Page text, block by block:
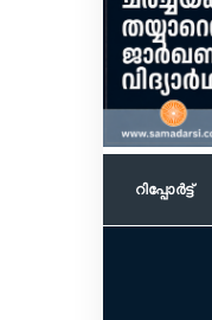
റിപ്പോര്‍ട്ട്